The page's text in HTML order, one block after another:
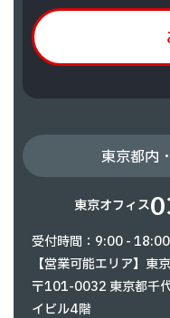
東京都内
東京オフィス
受付時間：9:00 - 18:00
【営業可能エリア】東
〒101-0032 東京都千
イビル4階